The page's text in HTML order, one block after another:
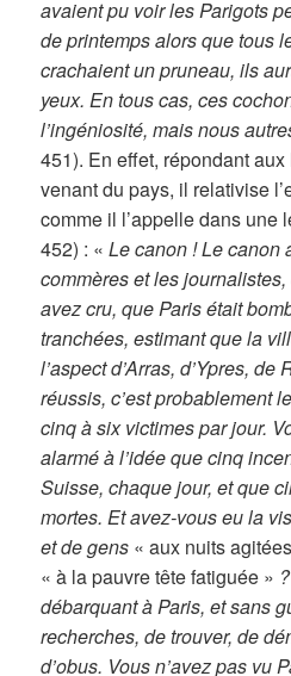
avaient pu voir les Parigots
de printemps alors que tous
crachaient un pruneau, ils
yeux. En tous cas, ces
l’ingéniosité, mais nous
451). En effet, répondant
venant du pays, il relativise
comme il l’appelle dans une
452) : «Le canon ! Le canon
commères et les
avez cru, que Paris était
tranchées, estimant que la
l’aspect d’Arras, d’Ypres,
réussis, c’est probablement
cinq à six victimes par jour.
alarmé à l’idée que cinq
Suisse, chaque jour, et que
mortes. Et avez-vous eu la
et de gens « aux nuits
« à la pauvre tête fatiguée »
débarquant à Paris, et sans
recherches, de trouver, de
d’obus. Vous n’avez pas vu